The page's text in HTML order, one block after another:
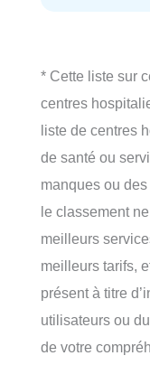
* Cette liste sur
centres
liste de centres
de santé ou
manques ou
le classement
meilleurs
meilleurs tarifs,
présent à titre
utilisateurs ou
de votre